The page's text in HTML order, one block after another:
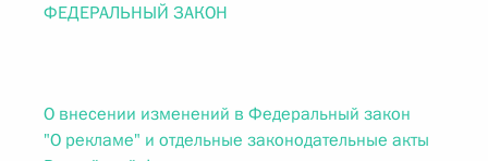
ФЕДЕРАЛЬНЫЙ ЗАКОН
О внесении изменений в Федеральный закон
"О рекламе" и отдельные законодательные акты